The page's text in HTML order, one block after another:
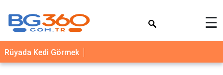
YEMEK
TARİFLERİ
☰
Rüyada Kedi Görmek